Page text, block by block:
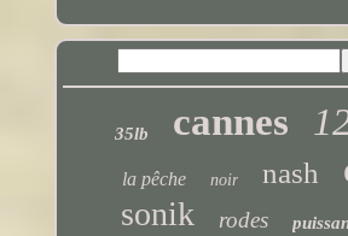
35lb cannes
la pêche noir nash
sonik rodes